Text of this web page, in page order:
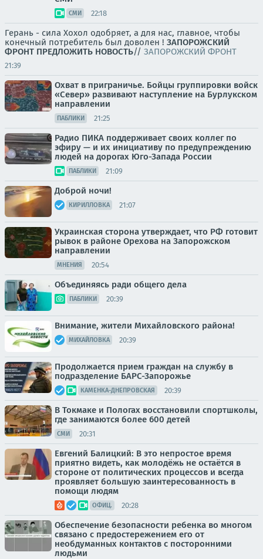
СМИ 22:18
Герань - сила Хохол одобряет, а для нас, главное, чтобы
конечный потребитель был доволен ! ЗАПОРОЖСКИЙ
ФРОНТ ПРЕДЛОЖИТЬ НОВОСТЬ// ЗАПОРОЖСКИЙ ФРОНТ
21:39
Охват в приграничье. Бойцы группировки войск
«Север» развивают наступление на Бурлукском
направлении
ПАБЛИКИ 21:25
Радио ПИКА поддерживает своих коллег по
эфиру — и их инициативу по предупреждению
людей на дорогах Юго-Запада России
ПАБЛИКИ 21:09
Доброй ночи!
КИРИЛЛОВКА 21:07
Украинская сторона утверждает, что РФ готовит
рывок в районе Орехова на Запорожском
направлении
МНЕНИЯ 20:54
Объединяясь ради общего дела
ПАБЛИКИ 20:39
Внимание, жители Михайловского района!
МИХАЙЛОВКА 20:39
Продолжается прием граждан на службу в
подразделение БАРС-Запорожье
КАМЕНКА-ДНЕПРОВСКАЯ 20:39
В Токмаке и Пологах восстановили спортшколы,
где занимаются более 600 детей
СМИ 20:31
Евгений Балицкий: В это непростое время
приятно видеть, как молодёжь не остаётся в
стороне от политических процессов и всегда
проявляет большую заинтересованность в
помощи людям
ОФИЦ. 20:28
Обеспечение безопасности ребенка во многом
связано с предостережением его от
необдуманных контактов с посторонними
людьми